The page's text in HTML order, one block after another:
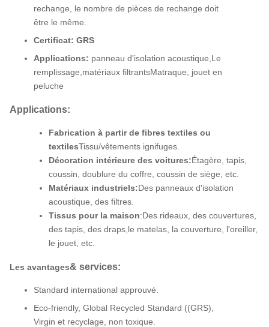
rechange, le nombre de pièces de rechange doit
être le même.
Certificat: GRS
Applications: panneau d'isolation acoustique, Le
remplissage, matériaux filtrantsMatraque, jouet en
peluche
Applications:
Fabrication à partir de fibres textiles ou
textilesTissu/vêtements ignifuges.
Décoration intérieure des voitures:Étagère, tapis,
coussin, doublure du coffre, coussin de siège, etc.
Matériaux industriels:Des panneaux d'isolation
acoustique, des filtres.
Tissus pour la maison:Des rideaux, des couvertures,
des tapis, des draps, le matelas, la couverture, l'oreiller,
le jouet, etc.
Les avantages& services:
Standard international approuvé.
Eco-friendly, Global Recycled Standard ((GRS),
Virgin et recyclage, non toxique.